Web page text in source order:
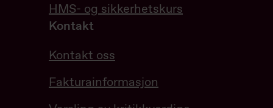
HMS- og sikkerhetskurs
Kontakt
Kontakt oss
Fakturainformasjon